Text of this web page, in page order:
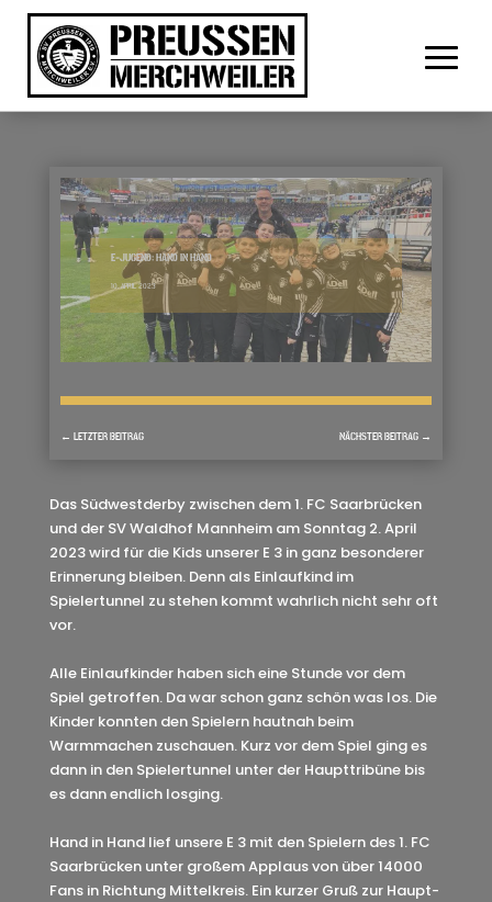
E-JUGEND: HAND IN HAND
10. APRIL 2023
← LETZTER BEITRAG NÄCHSTER BEITRAG →
Das Südwestderby zwischen dem 1. FC Saarbrücken
und der SV Waldhof Mannheim am Sonntag 2. April
2023 wird für die Kids unserer E 3 in ganz besonderer
Erinnerung bleiben. Denn als Einlaufkind im
Spielertunnel zu stehen kommt wahrlich nicht sehr oft
vor.
Alle Einlaufkinder haben sich eine Stunde vor dem
Spiel getroffen. Da war schon ganz schön was los. Die
Kinder konnten den Spielern hautnah beim
Warmmachen zuschauen. Kurz vor dem Spiel ging es
dann in den Spielertunnel unter der Haupttribüne bis
es dann endlich losging.
Hand in Hand lief unsere E 3 mit den Spielern des 1. FC
Saarbrücken unter großem Applaus von über 14000
Fans in Richtung Mittelkreis. Ein kurzer Gruß zur Haupt-